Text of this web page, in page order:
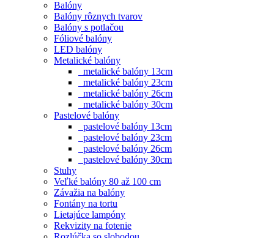
Balóny
Balóny rôznych tvarov
Balóny s potlačou
Fóliové balóny
LED balóny
Metalické balóny
metalické balóny 13cm
metalické balóny 23cm
metalické balóny 26cm
metalické balóny 30cm
Pastelové balóny
pastelové balóny 13cm
pastelové balóny 23cm
pastelové balóny 26cm
pastelové balóny 30cm
Stuhy
Veľké balóny 80 až 100 cm
Závažia na balóny
Fontány na tortu
Lietajúce lampóny
Rekvizity na fotenie